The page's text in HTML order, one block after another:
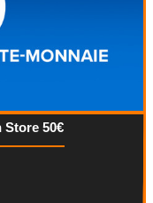
Store 50€